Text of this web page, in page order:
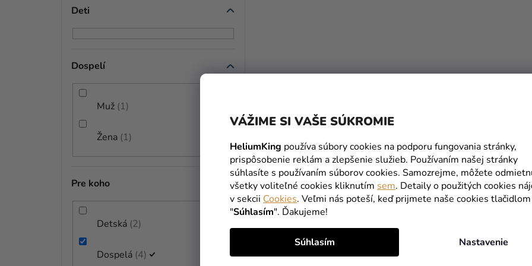
VÁŽIME SI VAŠE SÚKROMIE
HeliumKing používa súbory cookies na podporu fungovania stránky,
prispôsobenie reklám a zlepšenie služieb. Používaním našej stránky
súhlasíte s používaním súborov cookies. Samozrejme, môžete
všetky voliteľné cookies kliknutím sem. Detaily o použitých cookies
v sekcii Cookies. Veľmi nás poteší, keď prijmete naše cookies tlačidlom
"Súhlasím". Ďakujeme!
Nastavenie
Súhlasím
Deti
Dospelí
Muž 1
Žena 1
Pre koho
Detská 2
Dospelá 4
P
I
S
U